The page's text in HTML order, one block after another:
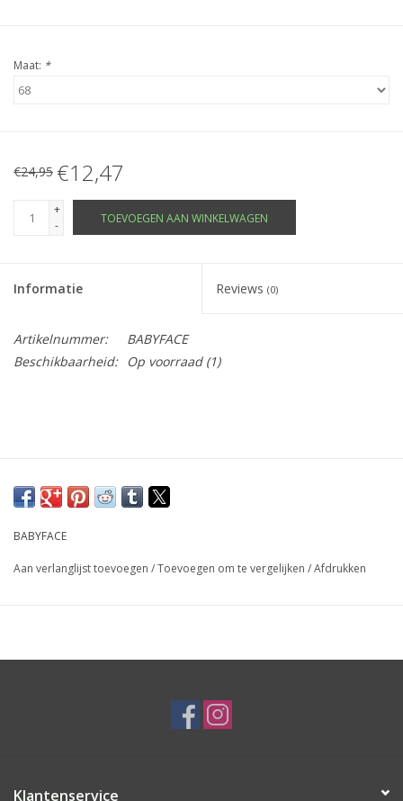
Maat: *
€24,95 €12,47
+
-
TOEVOEGEN AAN WINKELWAGEN
Informatie Reviews (0)
Artikelnummer:
BABYFACE
Beschikbaarheid:
Op voorraad(1)
BABYFACE
Aan verlanglijst toevoegen /Toevoegen om te vergelijken /Afdrukken
Klantenservice